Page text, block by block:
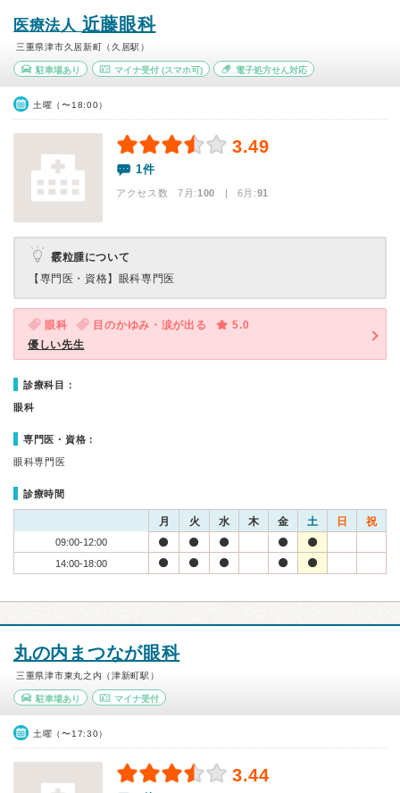
医療法人 近藤眼科
三重県津市久居新町（久居駅）
駐車場あり マイナ受付(スマホ可) 電子処方せん対応
土曜（〜18:00）
3.49
1件
アクセス数 7月:100 | 6月:91
霰粒腫について
【専門医・資格】 眼科専門医
眼科 目のかゆみ・涙が出る
5.0
優しい先生
診療科目：
眼科
専門医・資格：
眼科専門医
診療時間
月 火 水 木 金 土 日 祝
09:00-12:00
14:00-18:00
丸の内まつなが眼科
三重県津市東丸之内（津新町駅）
駐車場あり マイナ受付
土曜（〜17:30）
3.44